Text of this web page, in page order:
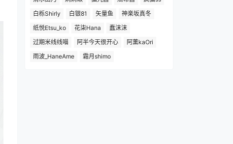
白栎Shirly
白银81 矢量鱼
神楽坂真冬
纸悦Etsu_ko
花柒Hana
蠢沫沫
过期米线线喵
阿半今天很开心
阿薰kaOri
雨波_HaneAme
霜月shimo